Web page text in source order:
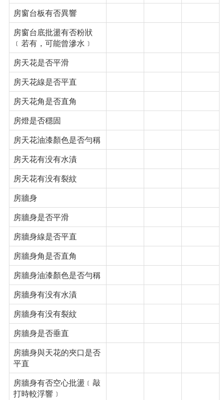
房窗台板有否異響
房窗台底批盪有否粉狀
﹝若有，可能曾滲水﹞
房天花是否平滑
房天花線是否平直
房天花角是否直角
房燈是否穩固
房天花油漆顏色是否勻稱
房天花有没有水漬
房天花有没有裂紋
房牆身
房牆身是否平滑
房牆身線是否平直
房牆身角是否直角
房牆身油漆顏色是否勻稱
房牆身有没有水漬
房牆身有没有裂紋
房牆身是否垂直
房牆身與天花的夾口是否
平直
房牆身有否空心批盪﹝敲
打時較浮響﹞